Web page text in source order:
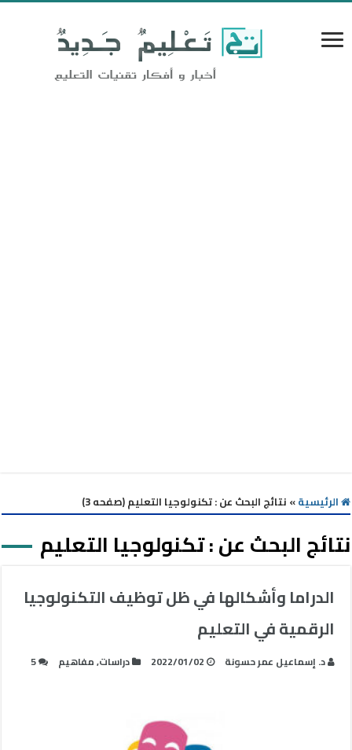
الرئيسية» نتائج البحث عن : تكنولوجيا التعليم (صفحه 3)
نتائج البحث عن :تكنولوجيا التعليم
الدراما وأشكالها في ظل توظيف التكنولوجيا
الرقمية في التعليم
د. إسماعيل عمر حسونة 2022/01/02 دراسات,مفاهيم 5